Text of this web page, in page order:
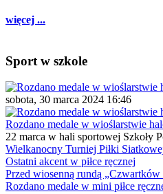
więcej ...
Sport w szkole
sobota, 30 marca 2024 16:46
Rozdano medale w wioślarstwie
22 marca w hali sportowej Szkoły
Wielkanocny Turniej Piłki
Ostatni akcent w piłce ręcznej
Przed wiosenną rundą
Rozdano medale w mini piłce